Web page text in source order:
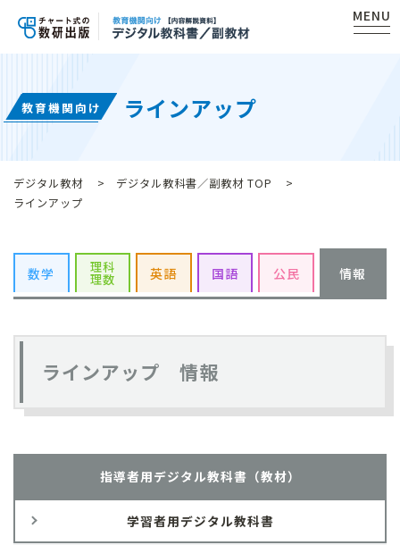
MENU
教育機関向け ラインアップ
デジタル教材
デジタル教科書／副教材 TOP
ラインアップ
数学 理科
理数 英語 国語 公民 情報
ラインアップ 情報
指導者用デジタル教科書（教材）
学習者用デジタル教科書